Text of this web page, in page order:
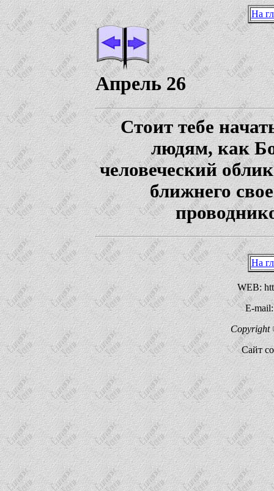
На
Апрель 26
Стоит тебе
людям, как
человеческий
ближнего
На
WEB:
E-
Copyright
Сайт